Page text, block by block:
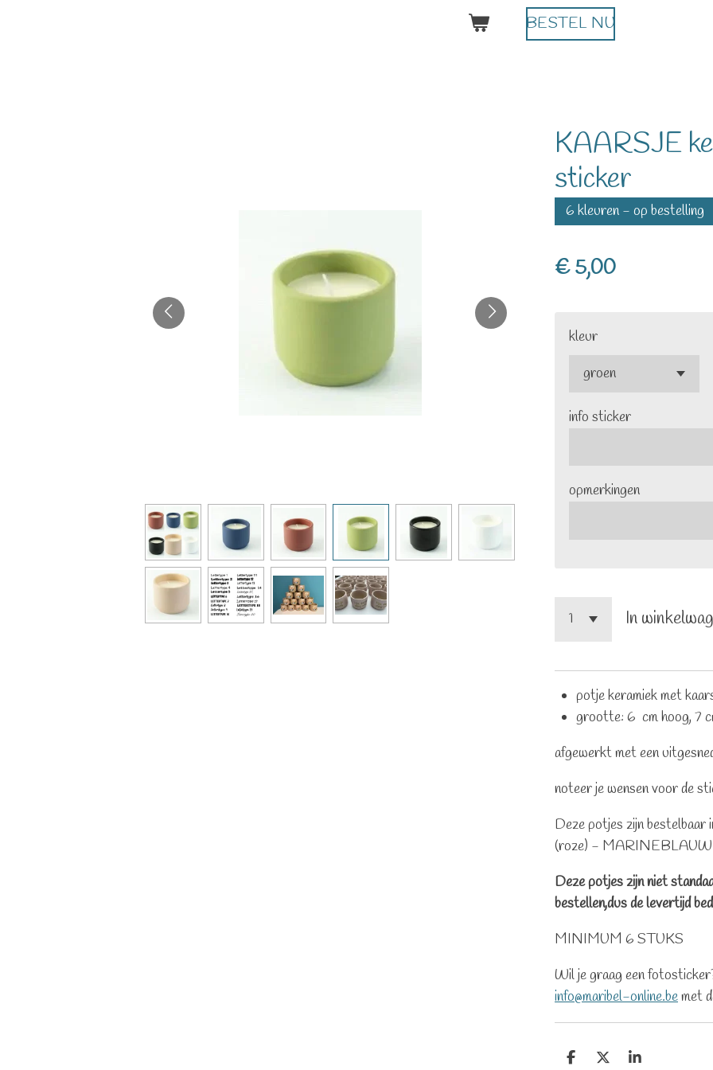
BESTEL NU
KAARSJE
sticker
6 kleuren - op bestelling
€ 5,00
kleur
info sticker
opmerkingen
In
potje keramiek met
grootte: 6 cm hoog, 7
afgewerkt met een
noteer je wensen voor de
Deze potjes zijn
(roze) -
Deze potjes zijn niet
bestellen,dus de levertijd
MINIMUM 6 STUKS
Wil je graag een
info@maribel-online.bemet
D
D
S